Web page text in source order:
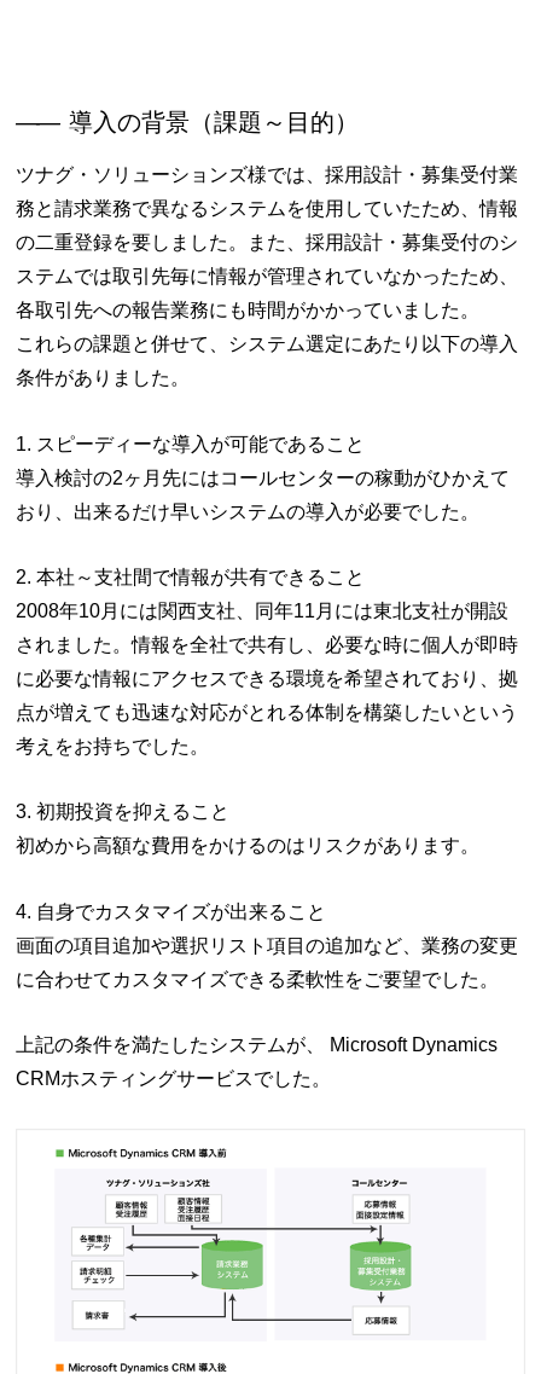
―― 導入の背景（課題～目的）
ツナグ・ソリューションズ様では、採用設計・募集受付業
務と請求業務で異なるシステムを使用していたため、情報
の二重登録を要しました。また、採用設計・募集受付のシ
ステムでは取引先毎に情報が管理されていなかったため、
各取引先への報告業務にも時間がかかっていました。
これらの課題と併せて、システム選定にあたり以下の導入
条件がありました。
1. スピーディーな導入が可能であること
導入検討の2ヶ月先にはコールセンターの稼動がひかえて
おり、出来るだけ早いシステムの導入が必要でした。
2. 本社～支社間で情報が共有できること
2008年10月には関西支社、同年11月には東北支社が開設
されました。情報を全社で共有し、必要な時に個人が即時
に必要な情報にアクセスできる環境を希望されており、拠
点が増えても迅速な対応がとれる体制を構築したいという
考えをお持ちでした。
3. 初期投資を抑えること
初めから高額な費用をかけるのはリスクがあります。
4. 自身でカスタマイズが出来ること
画面の項目追加や選択リスト項目の追加など、業務の変更
に合わせてカスタマイズできる柔軟性をご要望でした。
上記の条件を満たしたシステムが、 Microsoft Dynamics
CRMホスティングサービスでした。